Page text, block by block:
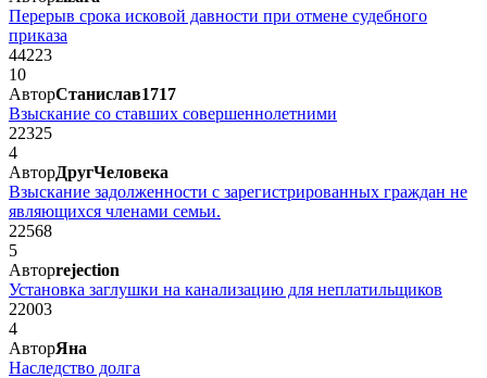
Перерыв срока исковой давности при отмене судебного
приказа
44223
10
АвторСтанислав1717
Взыскание со ставших совершеннолетними
22325
4
АвторДругЧеловека
Взыскание задолженности с зарегистрированных граждан не
являющихся членами семьи.
22568
5
Авторrejection
Установка заглушки на канализацию для неплатильщиков
22003
4
АвторЯна
Наследство долга